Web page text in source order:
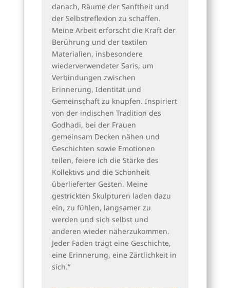
danach, Räume der Sanftheit und
der Selbstreflexion zu schaffen.
Meine Arbeit erforscht die Kraft der
Berührung und der textilen
Materialien, insbesondere
wiederverwendeter Saris, um
Verbindungen zwischen
Erinnerung, Identität und
Gemeinschaft zu knüpfen. Inspiriert
von der indischen Tradition des
Godhadi, bei der Frauen
gemeinsam Decken nähen und
Geschichten sowie Emotionen
teilen, feiere ich die Stärke des
Kollektivs und die Schönheit
überlieferter Gesten. Meine
gestrickten Skulpturen laden dazu
ein, zu fühlen, langsamer zu
werden und sich selbst und
anderen wieder näherzukommen.
Jeder Faden trägt eine Geschichte,
eine Erinnerung, eine Zärtlichkeit in
sich.“